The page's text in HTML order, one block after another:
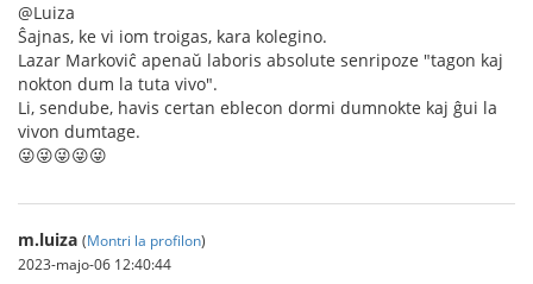
@Luiza
Ŝajnas, ke vi iom troigas, kara kolegino.
Lazar Markoviĉ apenaŭ laboris absolute senripoze "tagon kaj
nokton dum la tuta vivo".
Li, sendube, havis certan eblecon dormi dumnokte kaj ĝui la
vivon dumtage.
😜😜😜😜😜
m.luiza (Montri la profilon)
2023-majo-06 12:40:44